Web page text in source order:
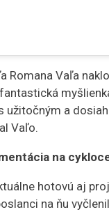
Romana Vaľa
užitočným a
Vaľo.
na
hotovú aj
na ňu